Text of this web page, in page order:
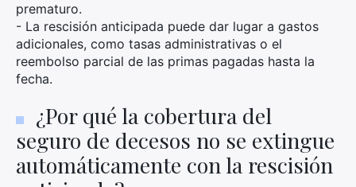
prematuro.
- La rescisión anticipada puede dar lugar a gastos
adicionales, como tasas administrativas o el
reembolso parcial de las primas pagadas hasta la
fecha.
¿Por qué la cobertura del
seguro de decesos no se extingue
automáticamente con la rescisión